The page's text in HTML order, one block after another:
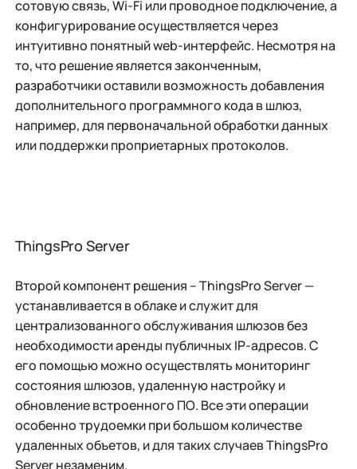
сотовую связь, Wi-Fi или проводное подключение, а
конфигурирование осуществляется через
интуитивно понятный web-интерфейс. Несмотря на
то, что решение является законченным,
разработчики оставили возможность добавления
дополнительного программного кода в шлюз,
например, для первоначальной обработки данных
или поддержки проприетарных протоколов.
ThingsPro Server
Второй компонент решения – ThingsPro Server —
устанавливается в облаке и служит для
централизованного обслуживания шлюзов без
необходимости аренды публичных IP-адресов. С
его помощью можно осуществлять мониторинг
состояния шлюзов, удаленную настройку и
обновление встроенного ПО. Все эти операции
особенно трудоемки при большом количестве
удаленных объетов, и для таких случаев ThingsPro
Server незаменим.